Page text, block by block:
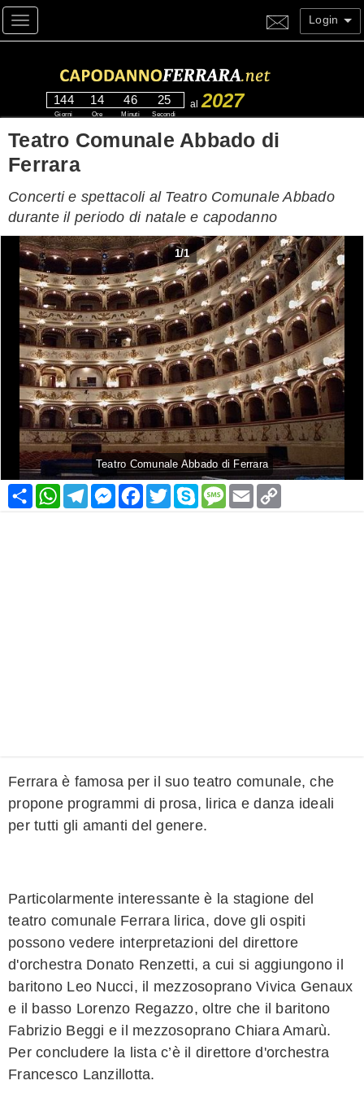
Toggle navigation Login
144
Giorni
14
Ore
46
Minuti
24
Secondi
al 2027
Teatro Comunale Abbado di
Ferrara
Concerti e spettacoli al Teatro Comunale Abbado
durante il periodo di natale e capodanno
1/1
Teatro Comunale Abbado di Ferrara
Condividi
WhatsApp
Telegram
Messenger
Facebook
TwitterSkypeMessage
Email
Ferrara è famosa per il suo teatro comunale, che
propone programmi di prosa, lirica e danza ideali
per tutti gli amanti del genere.
Particolarmente interessante è la stagione del
teatro comunale Ferrara lirica, dove gli ospiti
possono vedere interpretazioni del direttore
d'orchestra Donato Renzetti, a cui si aggiungono il
baritono Leo Nucci, il mezzosoprano Vivica Genaux
e il basso Lorenzo Regazzo, oltre che il baritono
Fabrizio Beggi e il mezzosoprano Chiara Amarù.
Per concludere la lista c’è il direttore d'orchestra
Francesco Lanzillotta.